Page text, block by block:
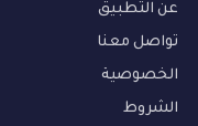
عن التطبيق
تواصل معنا
الخصوصية
الشروط